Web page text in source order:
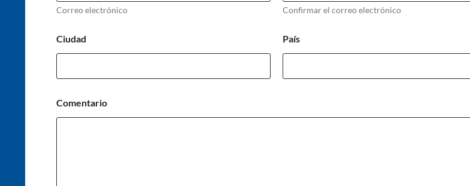
Correo electrónico Confirmar el correo electrónico
Ciudad País
Comentario